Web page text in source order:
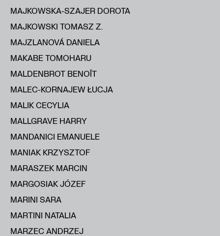
MAJKOWSKA-SZAJER DOROTA
MAJKOWSKI TOMASZ Z.
MAJZLANOVÁ DANIELA
MAKABE TOMOHARU
MALDENBROT BENOÎT
MALEC-KORNAJEW ŁUCJA
MALIK CECYLIA
MALLGRAVE HARRY
MANDANICI EMANUELE
MANIAK KRZYSZTOF
MARASZEK MARCIN
MARGOSIAK JÓZEF
MARINI SARA
MARTINI NATALIA
MARZEC ANDRZEJ